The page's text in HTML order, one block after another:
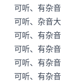
有杂音
杂音大
有杂音
有杂音
有杂音
有杂音